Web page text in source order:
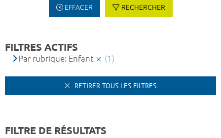
EFFACER RECHERCHER
FILTRES ACTIFS
Par rubrique: Enfant (1)
RETIRER TOUS LES FILTRES
FILTRE DE RÉSULTATS